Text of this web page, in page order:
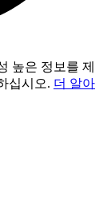
높은 정보를 제
십시오. 더 알아